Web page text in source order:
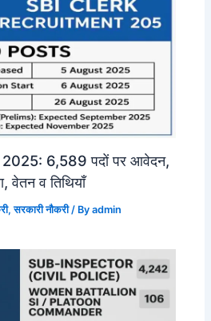
6,589 पदों पर आवेदन,
वेतन व तिथियाँ
,सरकारी नौकरी/ Byadmin